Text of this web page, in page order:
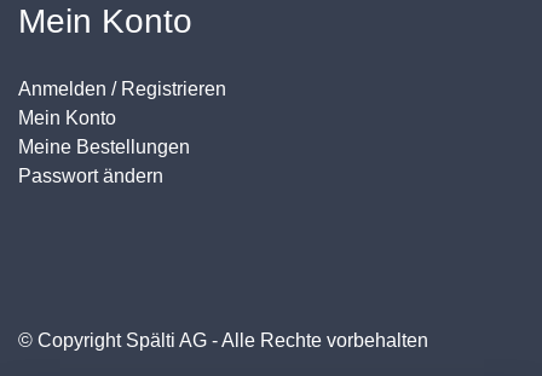
Mein Konto
Anmelden / Registrieren
Mein Konto
Meine Bestellungen
Passwort ändern
© Copyright Spälti AG - Alle Rechte vorbehalten